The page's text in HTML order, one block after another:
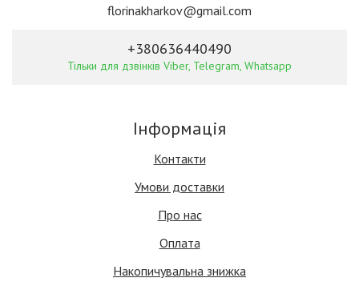
florinakharkov@gmail.com
+380636440490
Тільки для дзвінків Viber, Telegram, Whatsapp
Інформація
Контакти
Умови доставки
Про нас
Оплата
Накопичувальна знижка